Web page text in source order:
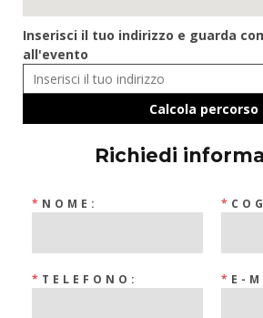
Inserisci il tuo indirizzo e guarda
all'evento
Richiedi
* NOME: *
* TELEFONO: * E-